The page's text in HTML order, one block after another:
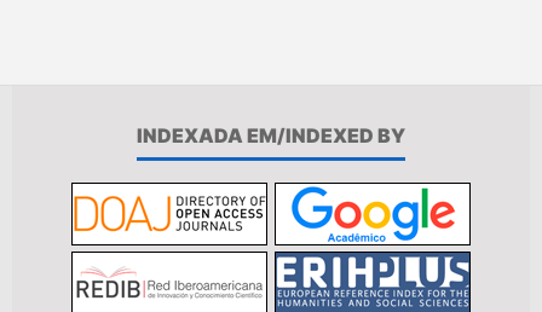
INDEXADA EM/INDEXED BY